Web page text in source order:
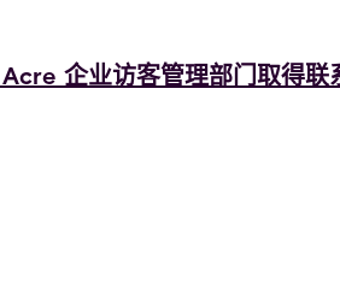
企业访客管理部门取得联